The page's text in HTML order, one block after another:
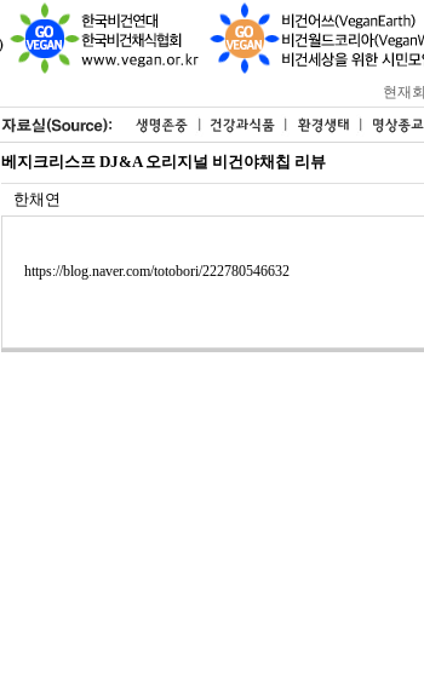
현재
베지크리스프 DJ&A 오리지널 비건야채칩 리뷰
한채연
https://blog.naver.com/totobori/222780546632